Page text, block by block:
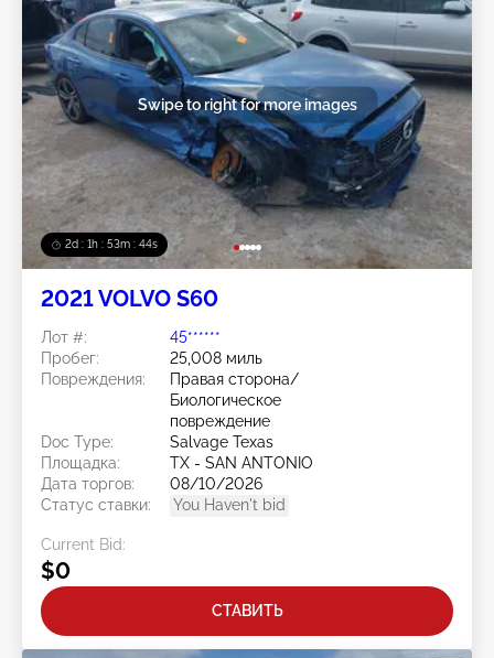
2d : 1h : 53m : 41s
Swipe to right for more images
2021 VOLVO S60
Лот #:
45******
Пробег:
25,008 миль
Повреждения:
Правая сторона/
Биологическое
повреждение
Doc Type:
Salvage Texas
Площадка:
TX - SAN ANTONIO
Дата торгов:
08/10/2026
Статус ставки:
You Haven't bid
Current Bid:
$0
СТАВИТЬ